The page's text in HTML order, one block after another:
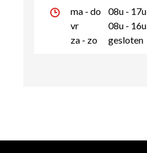
ma - do
08u - 17u
vr
08u - 16u
za - zo
gesloten